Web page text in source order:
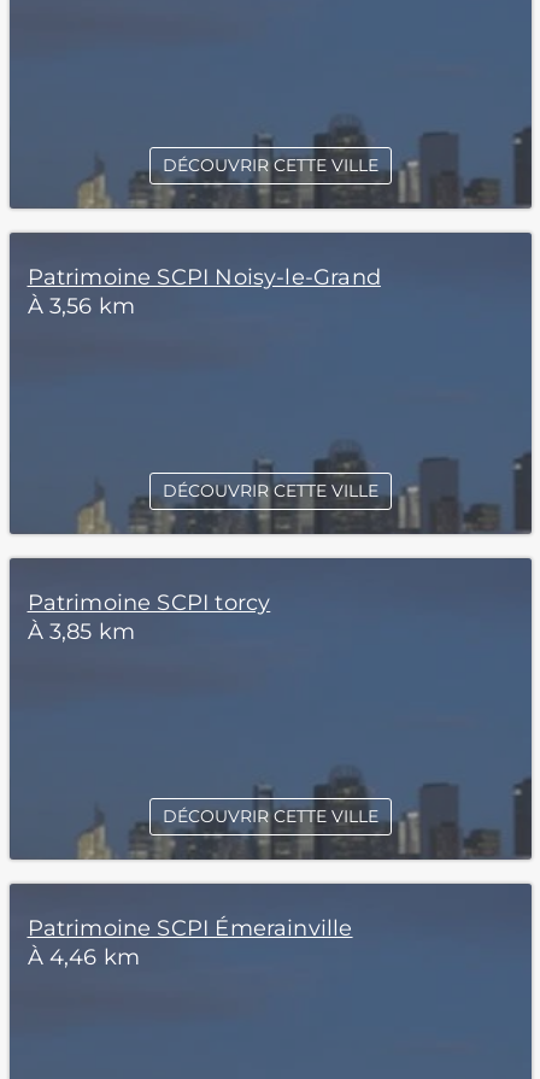
DÉCOUVRIR CETTE VILLE
Patrimoine SCPI Noisy-le-Grand
À 3,56 km
DÉCOUVRIR CETTE VILLE
Patrimoine SCPI torcy
À 3,85 km
DÉCOUVRIR CETTE VILLE
Patrimoine SCPI Émerainville
À 4,46 km